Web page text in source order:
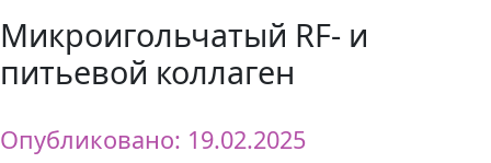
Микроигольчатый RF- и
питьевой коллаген
Опубликовано: 19.02.2025